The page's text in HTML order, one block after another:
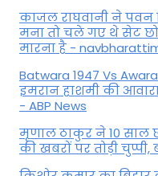
काजल राघवानी ने
मना तो चले गए थे सेट
मारना है -
Batwara 1947 Vs
इमरान हाशमी की
- ABP News
मृणाल ठाकुर ने 10 साल
की खबरों पर तोड़ी